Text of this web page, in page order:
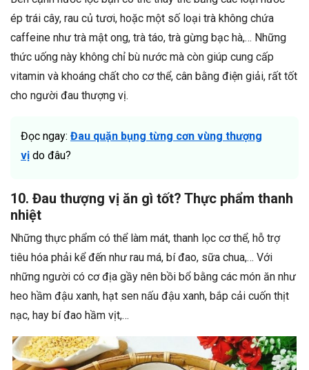
ép trái cây, rau củ tươi, hoặc một số loại trà không chứa
caffeine như trà mật ong, trà táo, trà gừng bạc hà,… Những
thức uống này không chỉ bù nước mà còn giúp cung cấp
vitamin và khoáng chất cho cơ thể, cân bằng điện giải, rất tốt
cho người đau thượng vị.
Đọc ngay: Đau quặn bụng từng cơn vùng thượng
vị do đâu?
10. Đau thượng vị ăn gì tốt? Thực phẩm thanh
nhiệt
Những thực phẩm có thể làm mát, thanh lọc cơ thể, hỗ trợ
tiêu hóa phải kể đến như rau má, bí đao, sữa chua,… Với
những người có cơ địa gầy nên bồi bổ bằng các món ăn như
heo hầm đậu xanh, hạt sen nấu đậu xanh, bắp cải cuốn thịt
nạc, hay bí đao hầm vịt,…